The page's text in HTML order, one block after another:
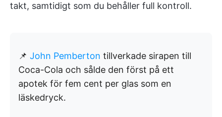
takt, samtidigt som du behåller full kontroll.
📌 John Pemberton tillverkade sirapen till
Coca-Cola och sålde den först på ett
apotek för fem cent per glas som en
läskedryck.